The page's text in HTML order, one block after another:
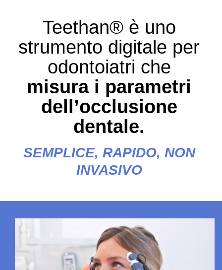
Teethan® è uno
strumento digitale per
odontoiatri che
misura i parametri
dell’occlusione
dentale.
SEMPLICE, RAPIDO, NON
INVASIVO